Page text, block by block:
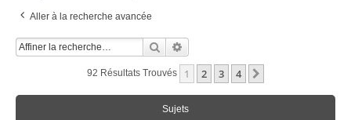
Aller à la recherche avancée
Rechercher
92 Résultats Trouvés 1 2 3 4
Sujets